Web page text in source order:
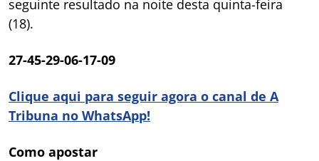
seguinte resultado na noite desta quinta-feira
(18).
27-45-29-06-17-09
Clique aqui para seguir agora o canal de A
Tribuna no WhatsApp!
Como apostar